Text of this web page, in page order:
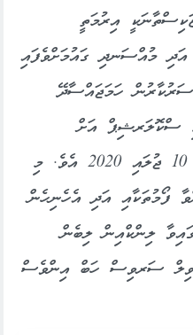
އިރުމަތީ
މުއްސަނދި ގައުމަށްވެފައި
ހަމަޖައްސާދޭ
ސްކޮލަރޝިޕް އަށް
ހުށަހެޅުމުގެ އެންމެ ފަހު ތާރީހަކީ 10 ޖުލައި 2020 އެވެ. މި
ފޯމުތަކާއި އަދި އެހެނިހެން
ލިންކްއިން ލިބެން
ސަރވިސް ހަބް އިންވެސް